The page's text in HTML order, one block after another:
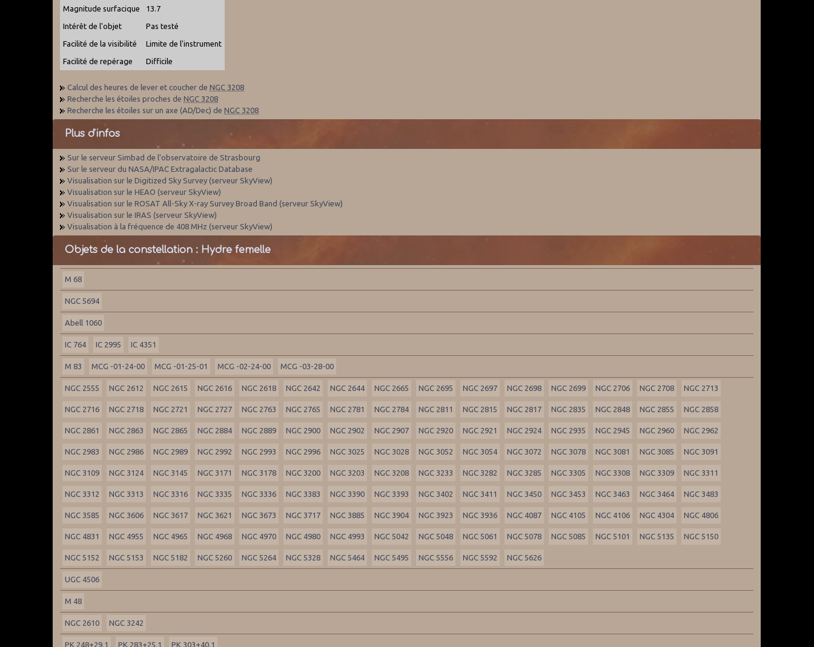
Magnitude surfacique 13.7
Intérêt de l'objet Pas testé
Facilité de la visibilité Limite de l'instrument
Facilité de repérage Difficile
Calcul des heures de lever et coucher deNGC 3208
Recherche les étoiles proches deNGC 3208
Recherche les étoiles sur un axe (AD/Dec) deNGC 3208
Plus d'infos
Sur le serveur Simbad de l'observatoire de Strasbourg
Sur le serveur du NASA/IPAC Extragalactic Database
Visualisation sur le Digitized Sky Survey (serveur SkyView)
Visualisation sur le HEAO (serveur SkyView)
Visualisation sur le ROSAT All-Sky X-ray Survey Broad Band (serveur SkyView)
Visualisation sur le IRAS (serveur SkyView)
Visualisation à la fréquence de 408 MHz (serveur SkyView)
Objets de la constellation : Hydre femelle
M 68
NGC 5694
Abell 1060
IC 764 IC 2995 IC 4351
M 83 MCG -01-24-00 MCG -01-25-01 MCG -02-24-00 MCG -03-28-00
NGC 2555 NGC 2612 NGC 2615 NGC 2616 NGC 2618 NGC 2642 NGC 2644 NGC 2665 NGC 2695 NGC 2697 NGC 2698 NGC 2699 NGC 2706 NGC 2708 NGC 2713
NGC 2716 NGC 2718 NGC 2721 NGC 2727 NGC 2763 NGC 2765 NGC 2781 NGC 2784 NGC 2811 NGC 2815 NGC 2817 NGC 2835 NGC 2848 NGC 2855 NGC 2858
NGC 2861 NGC 2863 NGC 2865 NGC 2884 NGC 2889 NGC 2900 NGC 2902 NGC 2907 NGC 2920 NGC 2921 NGC 2924 NGC 2935 NGC 2945 NGC 2960 NGC 2962
NGC 2983 NGC 2986 NGC 2989 NGC 2992 NGC 2993 NGC 2996 NGC 3025 NGC 3028 NGC 3052 NGC 3054 NGC 3072 NGC 3078 NGC 3081 NGC 3085 NGC 3091
NGC 3109 NGC 3124 NGC 3145 NGC 3171 NGC 3178 NGC 3200 NGC 3203 NGC 3208 NGC 3233 NGC 3282 NGC 3285 NGC 3305 NGC 3308 NGC 3309 NGC 3311
NGC 3312 NGC 3313 NGC 3316 NGC 3335 NGC 3336 NGC 3383 NGC 3390 NGC 3393 NGC 3402 NGC 3411 NGC 3450 NGC 3453 NGC 3463 NGC 3464 NGC 3483
NGC 3585 NGC 3606 NGC 3617 NGC 3621 NGC 3673 NGC 3717 NGC 3885 NGC 3904 NGC 3923 NGC 3936 NGC 4087 NGC 4105 NGC 4106 NGC 4304 NGC 4806
NGC 4831 NGC 4955 NGC 4965 NGC 4968 NGC 4970 NGC 4980 NGC 4993 NGC 5042 NGC 5048 NGC 5061 NGC 5078 NGC 5085 NGC 5101 NGC 5135 NGC 5150
NGC 5152 NGC 5153 NGC 5182 NGC 5260 NGC 5264 NGC 5328 NGC 5464 NGC 5495 NGC 5556 NGC 5592 NGC 5626
UGC 4506
M 48
NGC 2610 NGC 3242
PK 248+29.1 PK 283+25.1 PK 303+40.1